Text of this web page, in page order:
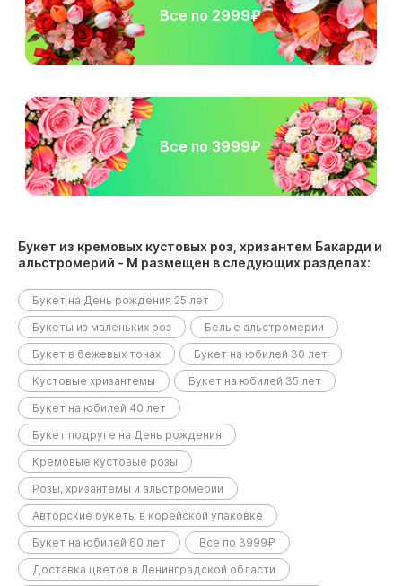
Все по 2999₽
Все по 3999₽
Букет из кремовых кустовых роз, хризантем Бакарди и
альстромерий - M размещен в следующих разделах:
Букет на День рождения 25 лет
Букеты из маленьких роз
Белые альстромерии
Букет в бежевых тонах
Букет на юбилей 30 лет
Кустовые хризантемы
Букет на юбилей 35 лет
Букет на юбилей 40 лет
Букет подруге на День рождения
Кремовые кустовые розы
Розы, хризантемы и альстромерии
Авторские букеты в корейской упаковке
Букет на юбилей 60 лет
Все по 3999₽
Доставка цветов в Ленинградской области